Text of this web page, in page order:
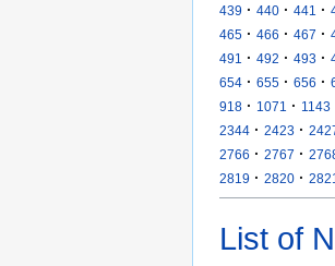
439 · 440 · 441 ·
465 · 466 · 467 ·
491
· 492 · 493 ·
654 · 655 · 656 ·
918 · 1071 · 1143
2344 · 2423 ·
2766 · 2767 ·
2819 · 2820 · 2821
List of